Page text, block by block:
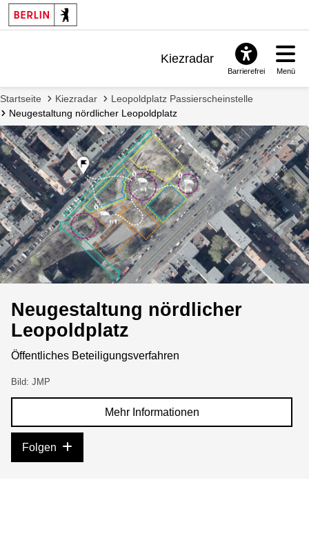
Kiezradar
FAQ & Support
Barrierefrei Menü
Startseite Kiezradar
Leopoldplatz Passierscheinstelle
Neugestaltung nördlicher Leopoldplatz
Neugestaltung nördlicher
Leopoldplatz
Öffentliches Beteiligungsverfahren
Bild: JMP
Mehr Informationen
Folgen